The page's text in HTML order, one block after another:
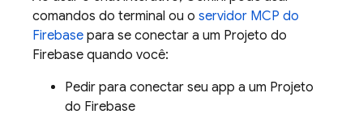
comandos do terminal ou o servidor MCP do
Firebase para se conectar a um Projeto do
Firebase quando você:
Pedir para conectar seu app a um Projeto
do Firebase